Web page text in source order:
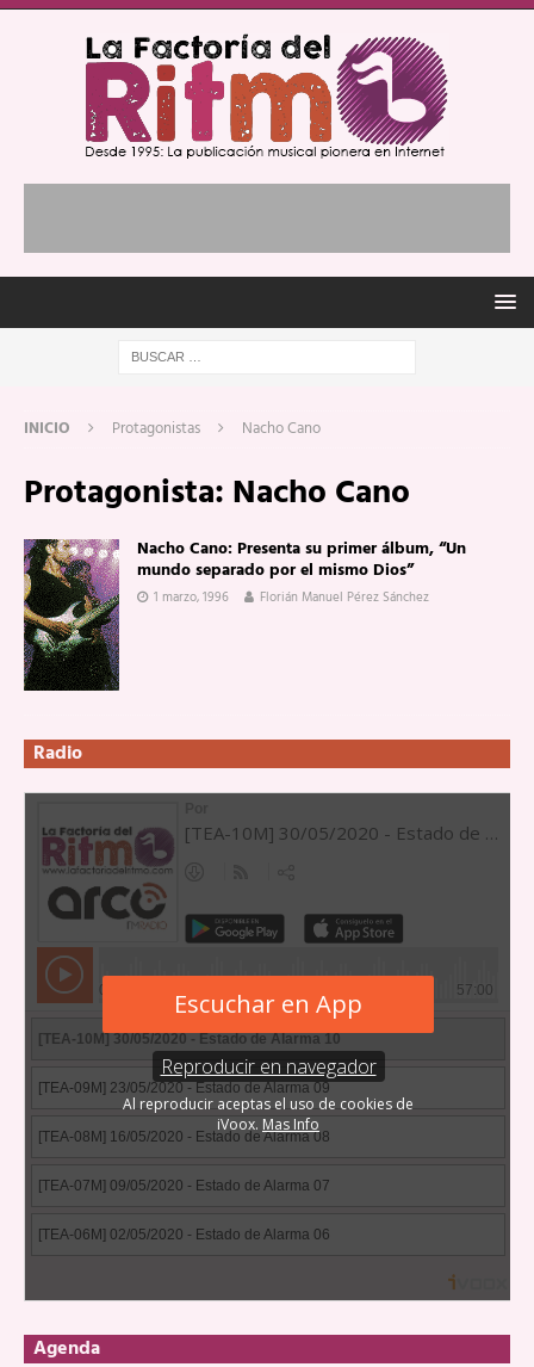
INICIO Protagonistas Nacho Cano
Protagonista: Nacho Cano
Nacho Cano: Presenta su primer álbum, “Un
mundo separado por el mismo Dios”
1 marzo, 1996 Florián Manuel Pérez Sánchez
Radio
Agenda